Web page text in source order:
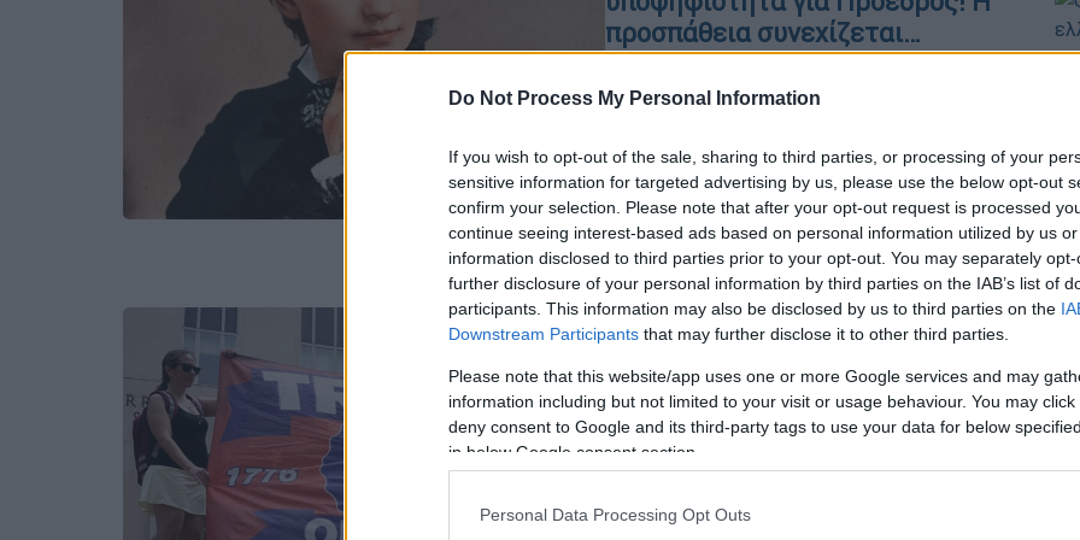
Do Not Process My Personal Information
If you wish to opt-out of the sale, sharing to third parties, or processing of your
sensitive information for targeted advertising by us, please use the below opt-out
confirm your selection. Please note that after your opt-out request is processed
continue seeing interest-based ads based on personal information utilized by us
information disclosed to third parties prior to your opt-out. You may separately
further disclosure of your personal information by third parties on the IAB’s list of
participants. This information may also be disclosed by us to third parties on the
Downstream Participants that may further disclose it to other third parties.
Please note that this website/app uses one or more Google services and may
information including but not limited to your visit or usage behaviour. You may
deny consent to Google and its third-party tags to use your data for below
in below Google consent section.
Personal Data Processing Opt Outs
προσπάθεια συνεχίζεται…
υποψηφιότητα για την Προεδρία κατά
μεταξύ 1964 και 2004, περισσότερες
από 50 γυναίκες συμμετείχαν σε
τουλάχιστον ένα ψηφοδέλτιο ως
υποψήφιες για Πρόεδροι.
ΗΠΑ: Σε εφετείο παραπέμπει την
τύχη της προεδρικής
υποψηφιότητας Τραμπ το
να αποφανθεί